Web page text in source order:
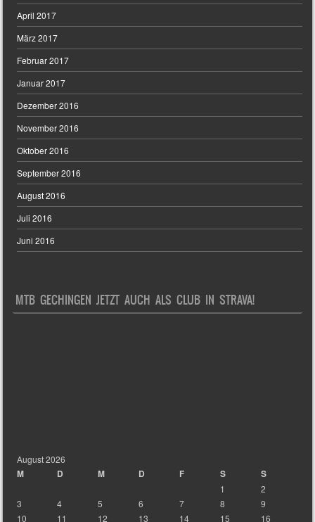
April 2017
März 2017
Februar 2017
Januar 2017
Dezember 2016
November 2016
Oktober 2016
September 2016
August 2016
Juli 2016
Juni 2016
MTB GECHINGEN JETZT AUCH ALS CLUB IN STRAVA!
August 2026
M D M D F S S
1
2
3
4 5 6 7 8
9
10
11 12 13 14 15 16